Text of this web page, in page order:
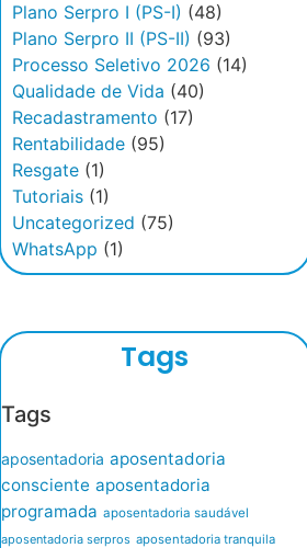
Plano Serpro I (PS-I) (48)
Plano Serpro II (PS-II) (93)
Processo Seletivo 2026 (14)
Qualidade de Vida (40)
Recadastramento (17)
Rentabilidade(95)
Resgate(1)
Tutoriais(1)
Uncategorized (75)
WhatsApp (1)
Tags
Tags
aposentadoria aposentadoria
consciente aposentadoria
programada aposentadoria saudável
aposentadoria serpros aposentadoria tranquila